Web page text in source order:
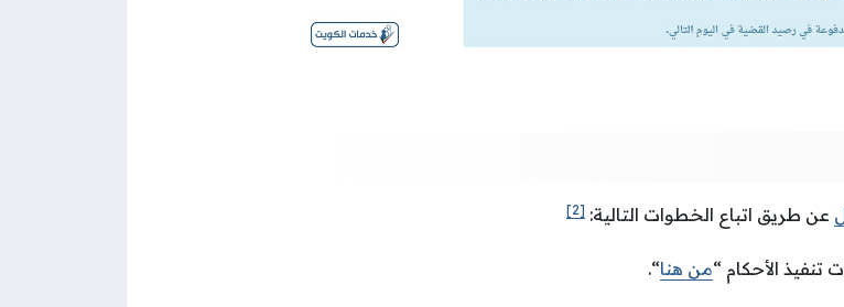
عن طريق اتباع الخطوات التالية: [2]
تنفيذ الأحكام “من هنا“.